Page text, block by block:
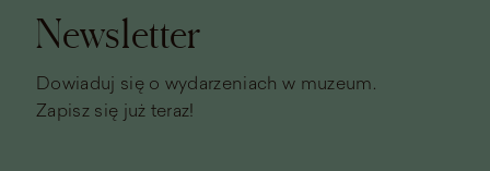
Newsletter
Dowiaduj się o wydarzeniach w muzeum.
Zapisz się już teraz!